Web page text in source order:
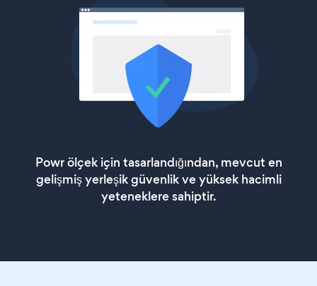
Powr ölçek için tasarlandığından, mevcut en
gelişmiş yerleşik güvenlik ve yüksek hacimli
yeteneklere sahiptir.